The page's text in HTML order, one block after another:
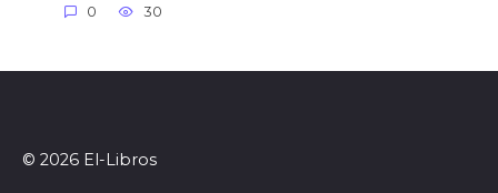
0 30
© 2026 El-Libros